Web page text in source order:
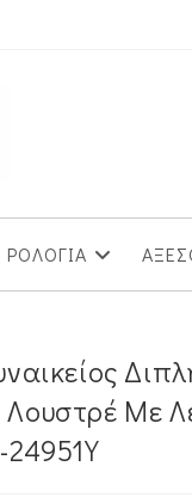
ΡΟΛΟΓΙΑ
Με
24951Y